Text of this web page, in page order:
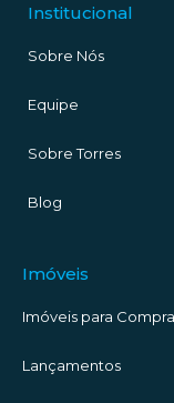
Institucional
Sobre Nós
Equipe
Sobre Torres
Blog
Imóveis
Imóveis para
Lançamentos